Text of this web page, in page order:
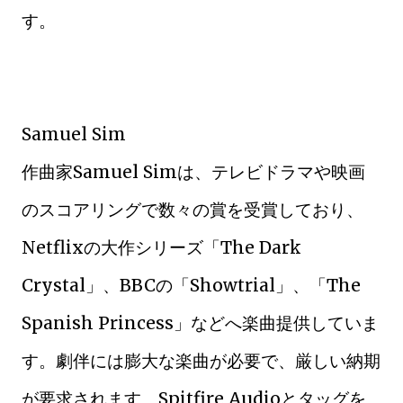
す。
Samuel Sim
作曲家Samuel Simは、テレビドラマや映画
のスコアリングで数々の賞を受賞しており、
Netflixの大作シリーズ「The Dark
Crystal」、BBCの「Showtrial」、「The
Spanish Princess」などへ楽曲提供していま
す。劇伴には膨大な楽曲が必要で、厳しい納期
が要求されます。Spitfire Audioとタッグを